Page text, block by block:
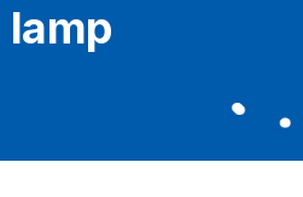
lamp